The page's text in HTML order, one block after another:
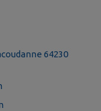
64230